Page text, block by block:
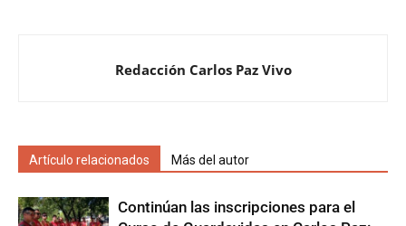
Redacción Carlos Paz Vivo
Artículo relacionados Más del autor
Continúan las inscripciones para el